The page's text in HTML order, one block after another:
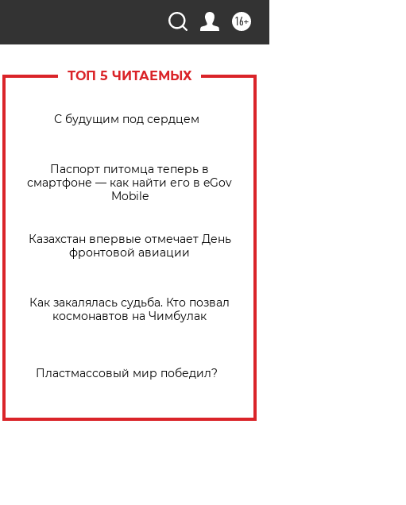
16+
ТОП 5 ЧИТАЕМЫХ
С будущим под сердцем
Паспорт питомца теперь в
смартфоне — как найти его в eGov
Mobile
Казахстан впервые отмечает День
фронтовой авиации
Как закалялась судьба. Кто позвал
космонавтов на Чимбулак
Пластмассовый мир победил?